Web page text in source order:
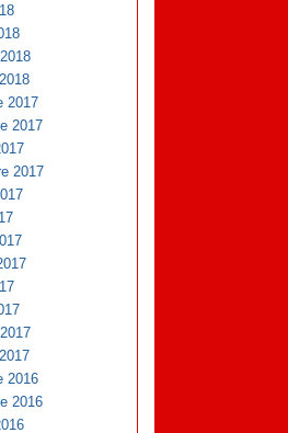
2017
2017
2017
2016
2016